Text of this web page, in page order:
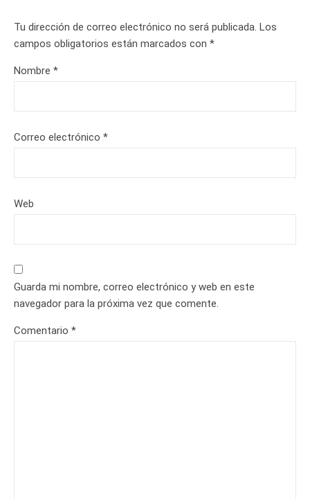
Tu dirección de correo electrónico no será publicada. Los
campos obligatorios están marcados con *
Nombre *
Correo electrónico *
Web
Guarda mi nombre, correo electrónico y web en este
navegador para la próxima vez que comente.
Comentario *